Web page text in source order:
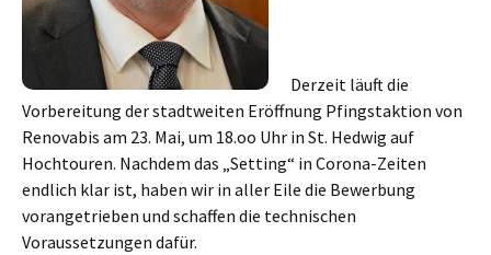
Derzeit läuft die
Vorbereitung der stadtweiten Eröffnung Pfingstaktion von
Renovabis am 23. Mai, um 18.oo Uhr in St. Hedwig auf
Hochtouren. Nachdem das „Setting“ in Corona-Zeiten
endlich klar ist, haben wir in aller Eile die Bewerbung
vorangetrieben und schaffen die technischen
Voraussetzungen dafür.